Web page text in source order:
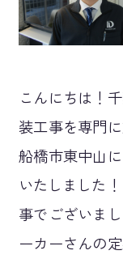
こんにちは！
装工事を専門
船橋市東中山
いたしました
事でございま
ーカーさんの